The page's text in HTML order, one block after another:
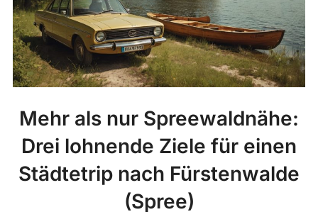
Mehr als nur Spreewaldnähe:
Drei lohnende Ziele für einen
Städtetrip nach Fürstenwalde
(Spree)